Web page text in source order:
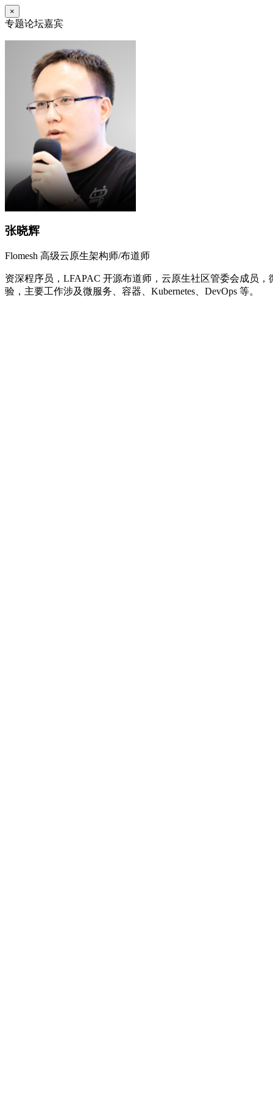
×
专题论坛嘉宾
张晓辉
Flomesh 高级云原生架构师/布道师
资深程序员，LFAPAC 开源布道师，云原生社区管委会成员
验，主要工作涉及微服务、容器、Kubernetes、DevOps 等。